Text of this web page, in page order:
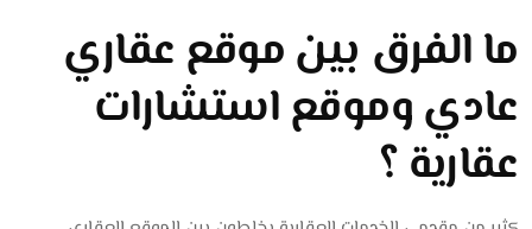
ما الفرق بين موقع عقاري
عادي وموقع استشارات
عقارية ؟